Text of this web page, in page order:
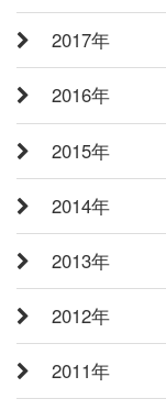
2017年
2016年
2015年
2014年
2013年
2012年
2011年